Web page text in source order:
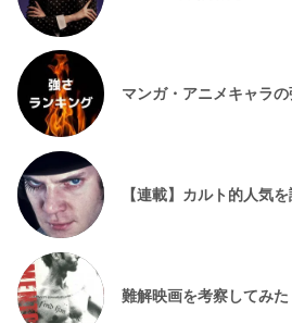
マンガ・アニメキャラ
【連載】カルト的人気
難解映画を考察してみた